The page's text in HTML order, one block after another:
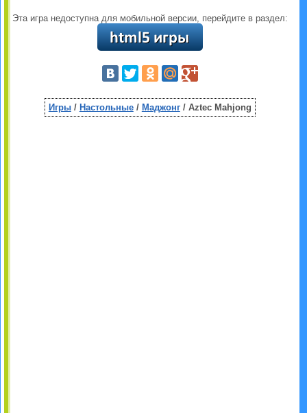
Эта игра недоступна для мобильной версии, перейдите в раздел:
Игры/ Настольные/ Маджонг/ Aztec Mahjong